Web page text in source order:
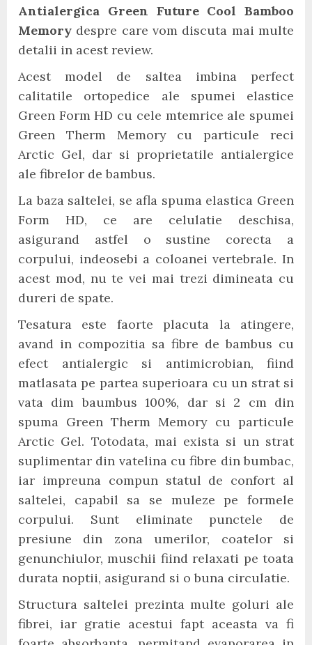
Antialergica Green Future Cool Bamboo
Memory despre care vom discuta mai multe
detalii in acest review.
Acest model de saltea imbina perfect
calitatile ortopedice ale spumei elastice
Green Form HD cu cele mtemrice ale spumei
Green Therm Memory cu particule reci
Arctic Gel, dar si proprietatile antialergice
ale fibrelor de bambus.
La baza saltelei, se afla spuma elastica Green
Form HD, ce are celulatie deschisa,
asigurand astfel o sustine corecta a
corpului, indeosebi a coloanei vertebrale. In
acest mod, nu te vei mai trezi dimineata cu
dureri de spate.
Tesatura este faorte placuta la atingere,
avand in compozitia sa fibre de bambus cu
efect antialergic si antimicrobian, fiind
matlasata pe partea superioara cu un strat si
vata dim baumbus 100%, dar si 2 cm din
spuma Green Therm Memory cu particule
Arctic Gel. Totodata, mai exista si un strat
suplimentar din vatelina cu fibre din bumbac,
iar impreuna compun statul de confort al
saltelei, capabil sa se muleze pe formele
corpului. Sunt eliminate punctele de
presiune din zona umerilor, coatelor si
genunchiulor, muschii fiind relaxati pe toata
durata noptii, asigurand si o buna circulatie.
Structura saltelei prezinta multe goluri ale
fibrei, iar gratie acestui fapt aceasta va fi